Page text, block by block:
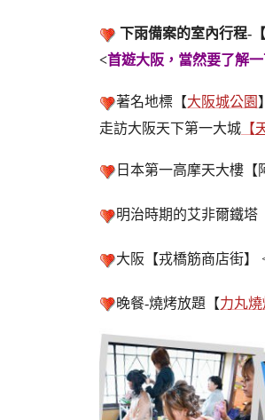
下雨備案的室內行程-【
<首遊大阪，當然要了解
著名地標【大阪城公園 】
走訪大阪天下第一大城 【
日本第一高摩天大樓
明治時期的艾非爾鐵塔
大阪【戎橋筋商店街】
晚餐-燒烤放題【力丸